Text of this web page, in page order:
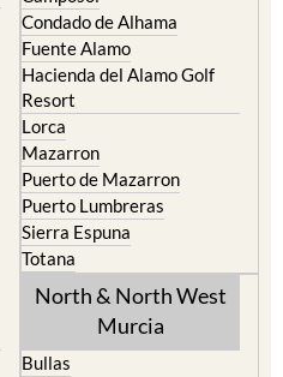
Condado de Alhama
Fuente Alamo
Hacienda del Alamo Golf
Resort
Lorca
Mazarron
Puerto de Mazarron
Puerto Lumbreras
Sierra Espuna
Totana
North & North West
Murcia
Bullas